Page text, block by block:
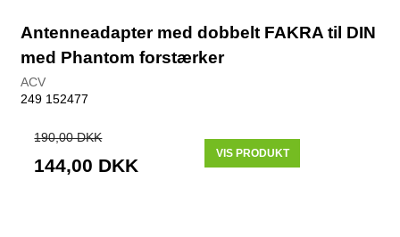
Antenneadapter med dobbelt FAKRA til DIN
med Phantom forstærker
ACV
249 152477
190,00 DKK
144,00 DKK
VIS PRODUKT